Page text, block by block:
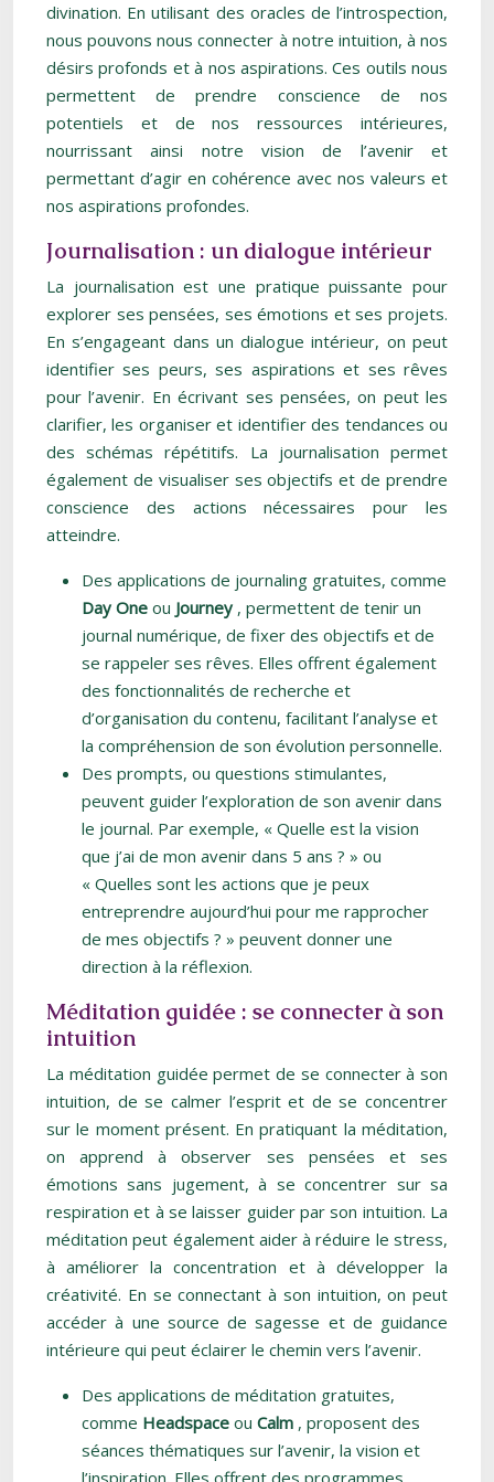
divination. En utilisant des oracles de l’introspection,
nous pouvons nous connecter à notre intuition, à nos
désirs profonds et à nos aspirations. Ces outils nous
permettent de prendre conscience de nos
potentiels et de nos ressources intérieures,
nourrissant ainsi notre vision de l’avenir et
permettant d’agir en cohérence avec nos valeurs et
nos aspirations profondes.
Journalisation : un dialogue intérieur
La journalisation est une pratique puissante pour
explorer ses pensées, ses émotions et ses projets.
En s’engageant dans un dialogue intérieur, on peut
identifier ses peurs, ses aspirations et ses rêves
pour l’avenir. En écrivant ses pensées, on peut les
clarifier, les organiser et identifier des tendances ou
des schémas répétitifs. La journalisation permet
également de visualiser ses objectifs et de prendre
conscience des actions nécessaires pour les
atteindre.
Des applications de journaling gratuites, comme
Day One ou Journey , permettent de tenir un
journal numérique, de fixer des objectifs et de
se rappeler ses rêves. Elles offrent également
des fonctionnalités de recherche et
d’organisation du contenu, facilitant l’analyse et
la compréhension de son évolution personnelle.
Des prompts, ou questions stimulantes,
peuvent guider l’exploration de son avenir dans
le journal. Par exemple, « Quelle est la vision
que j’ai de mon avenir dans 5 ans ? » ou
« Quelles sont les actions que je peux
entreprendre aujourd’hui pour me rapprocher
de mes objectifs ? » peuvent donner une
direction à la réflexion.
Méditation guidée : se connecter à son
intuition
La méditation guidée permet de se connecter à son
intuition, de se calmer l’esprit et de se concentrer
sur le moment présent. En pratiquant la méditation,
on apprend à observer ses pensées et ses
émotions sans jugement, à se concentrer sur sa
respiration et à se laisser guider par son intuition. La
méditation peut également aider à réduire le stress,
à améliorer la concentration et à développer la
créativité. En se connectant à son intuition, on peut
accéder à une source de sagesse et de guidance
intérieure qui peut éclairer le chemin vers l’avenir.
Des applications de méditation gratuites,
comme Headspace ou Calm , proposent des
séances thématiques sur l’avenir, la vision et
l’inspiration. Elles offrent des programmes